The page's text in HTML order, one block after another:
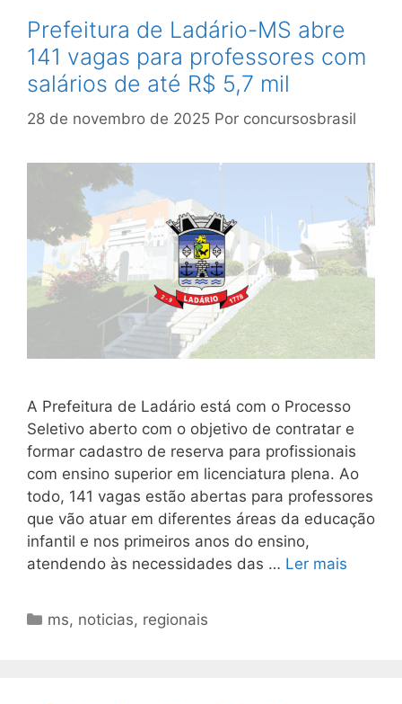
Prefeitura de Ladário-MS abre
141 vagas para professores com
salários de até R$ 5,7 mil
28 de novembro de 2025 Por concursosbrasil
A Prefeitura de Ladário está com o Processo
Seletivo aberto com o objetivo de contratar e
formar cadastro de reserva para profissionais
com ensino superior em licenciatura plena. Ao
todo, 141 vagas estão abertas para professores
que vão atuar em diferentes áreas da educação
infantil e nos primeiros anos do ensino,
atendendo às necessidades das … Ler mais
Categorias
ms, noticias, regionais